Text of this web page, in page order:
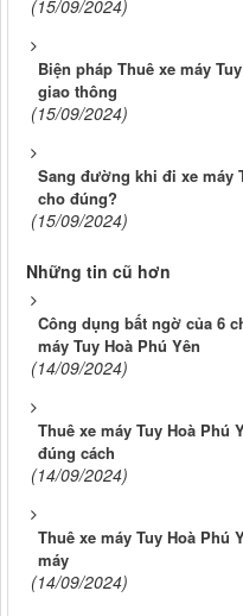
(15/09/2024)
Biện pháp Thuê xe máy
giao thông
(15/09/2024)
Sang đường khi đi xe máy
cho đúng?
(15/09/2024)
Những tin cũ hơn
Công dụng bất ngờ của 6
máy Tuy Hoà Phú Yên
(14/09/2024)
Thuê xe máy Tuy Hoà Phú
đúng cách
(14/09/2024)
Thuê xe máy Tuy Hoà Phú
máy
(14/09/2024)